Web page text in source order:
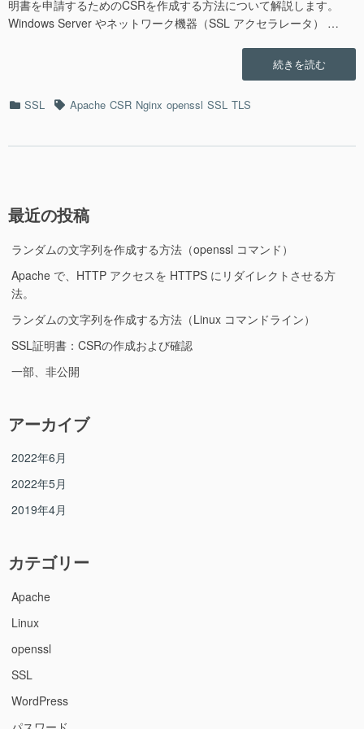
明書を申請するためのCSRを作成する方法について解説します。
Windows Server やネットワーク機器（SSL アクセラレータ） …
“SSL
証
の
確
認”の
続きを読む
カ SSL
タ Apache CSR Nginx openssl SSL TLS
最近の投稿
ランダムの文字列を作成する方法（openssl コマンド）
Apache で、HTTP アクセスを HTTPS にリダイレクトさせる方
法。
ランダムの文字列を作成する方法（Linux コマンドライン）
SSL証明書：CSRの作成および確認
一部、非公開
アーカイブ
2022年6月
2022年5月
2019年4月
カテゴリー
Apache
Linux
openssl
SSL
WordPress